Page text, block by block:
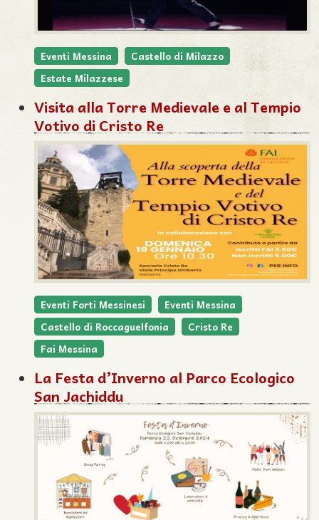
Eventi Messina
Castello di Milazzo
Estate Milazzese
Visita alla Torre Medievale e al Tempio
Votivo di Cristo Re
Eventi Forti Messinesi
Eventi Messina
Castello di Roccaguelfonia
Cristo Re
Fai Messina
La Festa d’Inverno al Parco Ecologico
San Jachiddu